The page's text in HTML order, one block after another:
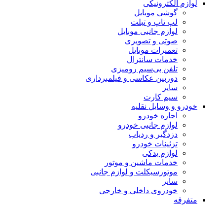
لوازم الکترونیکی
گوشی موبایل
لپ تاپ و تبلت
لوازم جانبی موبایل
صوتی و تصویری
تعمیرات موبایل
خدمات سانترال
تلفن بی‌سیم رومیزی
دوربین عکاسی و فیلمبرداری
سایر
سیم کارت
خودرو و وسایل نقلیه
اجاره خودرو
لوازم جانبی خودرو
دزدگیر و ردیاب
تزئینات خودرو
لوازم یدکی
خدمات ماشین و موتور
موتورسیکلت و لوازم جانبی
سایر
خودروی داخلی و خارجی
متفرقه